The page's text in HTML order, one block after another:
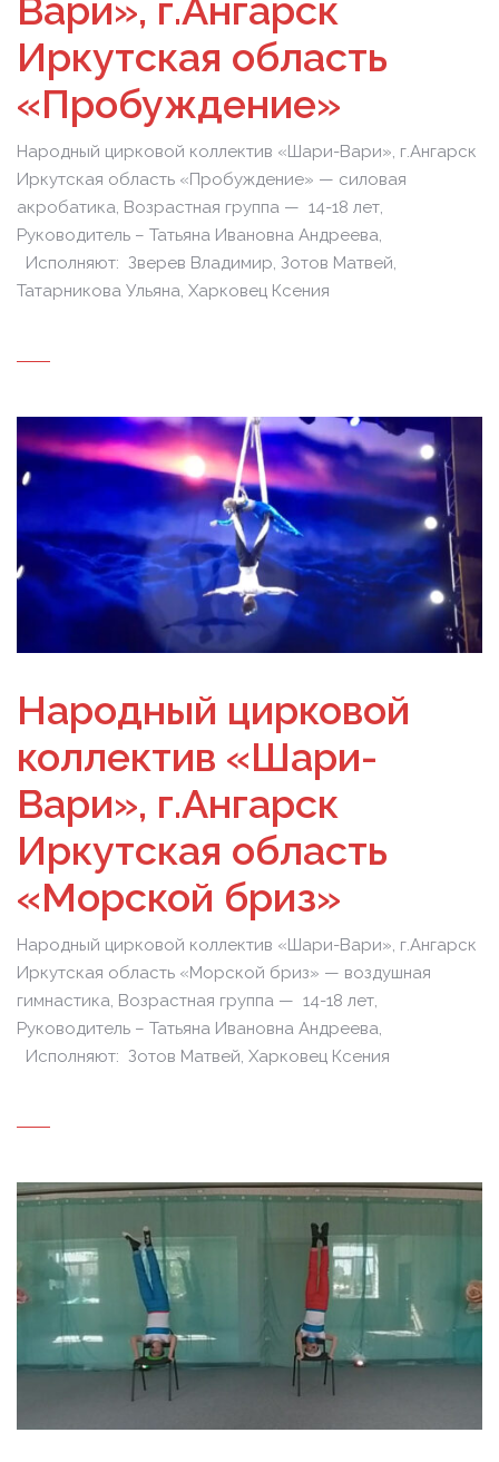
Вари», г.Ангарск
Иркутская область
«Пробуждение»
Народный цирковой коллектив «Шари-Вари», г.Ангарск
Иркутская область «Пробуждение» — силовая
акробатика, Возрастная группа — 14-18 лет,
Руководитель – Татьяна Ивановна Андреева,
Исполняют: Зверев Владимир, Зотов Матвей,
Татарникова Ульяна, Харковец Ксения
Народный цирковой
коллектив «Шари-
Вари», г.Ангарск
Иркутская область
«Морской бриз»
Народный цирковой коллектив «Шари-Вари», г.Ангарск
Иркутская область «Морской бриз» — воздушная
гимнастика, Возрастная группа — 14-18 лет,
Руководитель – Татьяна Ивановна Андреева,
Исполняют: Зотов Матвей, Харковец Ксения